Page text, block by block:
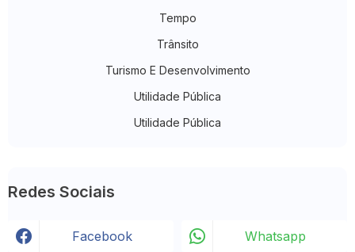
Tempo
Trânsito
Turismo E Desenvolvimento
Utilidade Pública
Utilidade Pública
Redes Sociais
Facebook Whatsapp